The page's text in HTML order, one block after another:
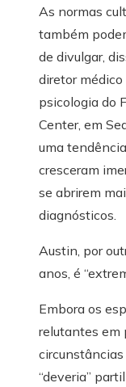
As normas
também
de divulgar,
diretor
psicologia do
Center, em
uma
cresceram
se abrirem
diagnósticos.
Austin, por
anos, é
Embora os
relutantes em
circunstâncias
“deveria”